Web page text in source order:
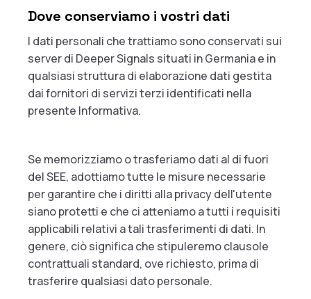
Dove conserviamo i vostri dati
I dati personali che trattiamo sono conservati sui
server di Deeper Signals situati in Germania e in
qualsiasi struttura di elaborazione dati gestita
dai fornitori di servizi terzi identificati nella
presente Informativa.
Se memorizziamo o trasferiamo dati al di fuori
del SEE, adottiamo tutte le misure necessarie
per garantire che i diritti alla privacy dell'utente
siano protetti e che ci atteniamo a tutti i requisiti
applicabili relativi a tali trasferimenti di dati. In
genere, ciò significa che stipuleremo clausole
contrattuali standard, ove richiesto, prima di
trasferire qualsiasi dato personale.